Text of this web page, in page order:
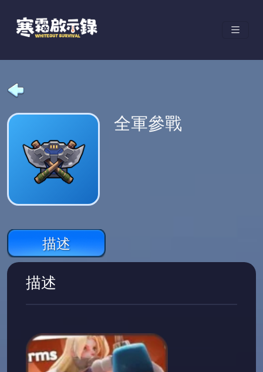
全軍參戰
描述
描述